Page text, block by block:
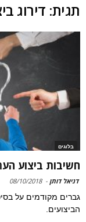
תגית: דירוג
בלוגים
חשיבות ביצוע
דניאל דותן -
08/10/2018
גברים מקודמים על
הביצועים.